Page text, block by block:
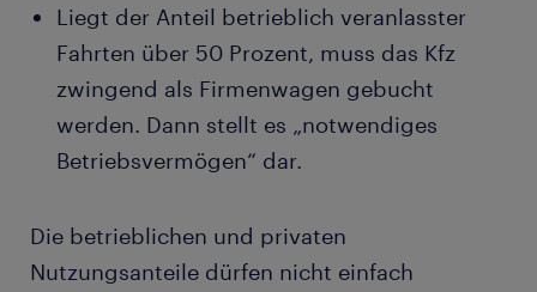
Liegt der Anteil betrieblich veranlasster
Fahrten über 50 Prozent, muss das Kfz
zwingend als Firmenwagen gebucht
werden. Dann stellt es „notwendiges
Betriebsvermögen“ dar.
Die betrieblichen und privaten
Nutzungsanteile dürfen nicht einfach